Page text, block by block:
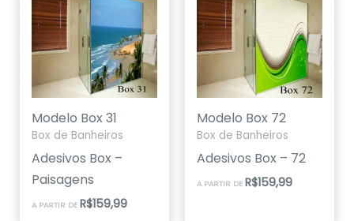
Modelo Box 31
Box de Banheiros
Adesivos Box –
Paisagens
A PARTIR DE R$159,99
Modelo Box 72
Box de Banheiros
Adesivos Box – 72
A PARTIR DE R$159,99